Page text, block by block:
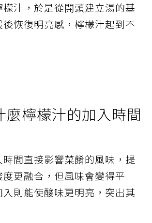
汁，於是從開頭建立湯的基
恢復明亮感，檸檬汁起到不
麼檸檬汁的加入時間
間直接影響菜餚的風味，提
更融合，但風味會變得平
則能使酸味更明亮，突出其